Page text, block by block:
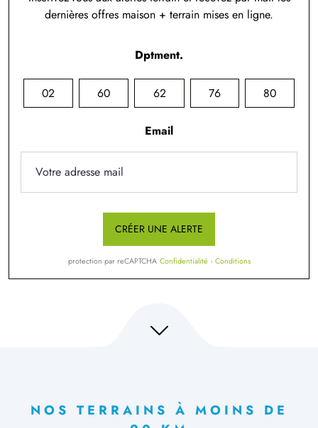
dernières offres maison + terrain mises en ligne.
Dptment.
02 60 62 76 80
Email
CRÉER UNE ALERTE
protection par reCAPTCHA Confidentialité - Conditions
NOS TERRAINS À MOINS DE